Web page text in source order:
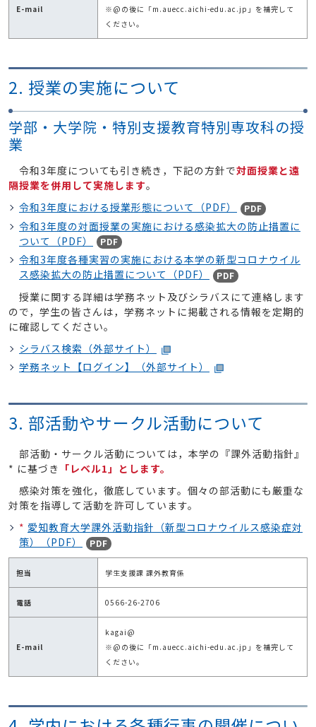
E-mail
※@の後に「m.auecc.aichi-edu.ac.jp」を補完して
ください。
2. 授業の実施について
学部・大学院・特別支援教育特別専攻科の授
業
令和3年度についても引き続き，下記の方針で対面授業と遠
隔授業を併用して実施します。
令和3年度における授業形態について（PDF）
PDF
令和3年度の対面授業の実施における感染拡大の防止措置に
ついて（PDF）
PDF
令和3年度各種実習の実施における本学の新型コロナウイル
ス感染拡大の防止措置について（PDF）
PDF
授業に関する詳細は学務ネット及びシラバスにて連絡します
ので，学生の皆さんは，学務ネットに掲載される情報を定期的
に確認してください。
シラバス検索（外部サイト）
学務ネット【ログイン】（外部サイト）
3. 部活動やサークル活動について
部活動・サークル活動については，本学の『課外活動指針』
* に基づき 「レベル1」とします。
感染対策を強化，徹底しています。個々の部活動にも厳重な
対策を指導して活動を許可しています。
* 愛知教育大学課外活動指針（新型コロナウイルス感染症対
策）（PDF）
PDF
担当 学生支援課 課外教育係
電話 0566-26-2706
E-mail
kagai@
※@の後に「m.auecc.aichi-edu.ac.jp」を補完して
ください。